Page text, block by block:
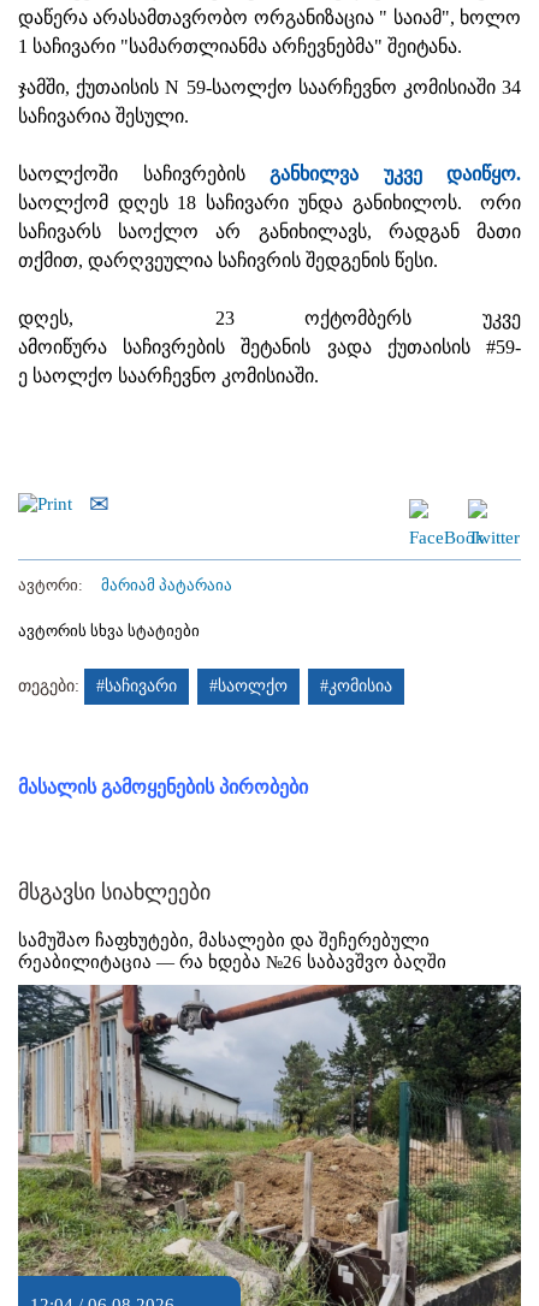
დაწერა არასამთავრობო ორგანიზაცია " საიამ", ხოლო
1 საჩივარი "სამართლიანმა არჩევნებმა" შეიტანა.
ჯამში, ქუთაისის N 59-საოლქო საარჩევნო კომისიაში 34
საჩივარია შესული.
საოლქოში საჩივრების განხილვა უკვე დაიწყო.
საოლქომ დღეს 18 საჩივარი უნდა განიხილოს. ორი
საჩივარს საოქლო არ განიხილავს, რადგან მათი
თქმით, დარღვეულია საჩივრის შედგენის წესი.
დღეს, 23 ოქტომბერს უკვე
ამოიწურა საჩივრების შეტანის ვადა ქუთაისის #59-
ე საოლქო საარჩევნო კომისიაში.
ავტორი: მარიამ პატარაია
ავტორის სხვა სტატიები
თეგები: #საჩივარი #საოლქო #კომისია
მასალის გამოყენების პირობები
მსგავსი სიახლეები
სამუშაო ჩაფხუტები, მასალები და შეჩერებული
რეაბილიტაცია — რა ხდება №26 საბავშვო ბაღში